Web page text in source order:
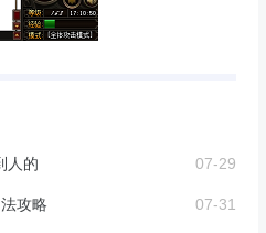
人的 07-29
攻略 07-31